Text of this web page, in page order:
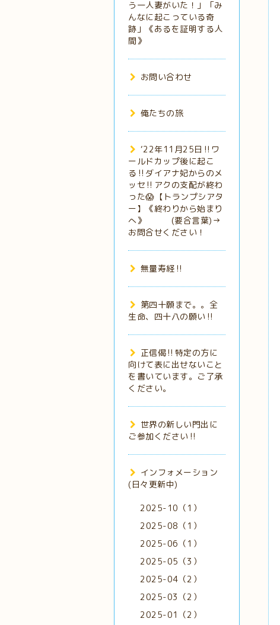
う一人妻がいた！」「み
んなに起こっている奇
跡」《あるを証明する人
間》
お問い合わせ
俺たちの旅
‘22年11月25日‼️ワ
ールドカップ後に起こ
る‼️ダイアナ妃からのメ
ッセ‼️アクの支配が終わ
った😱【トランプシアタ
ー】《終わりから始まり
へ》 (要合言葉)→
お問合せください！
無量寿経‼️
第四十願まで。。全
生命、四十八の願い‼️
正信偈‼️特定の方に
向けて表に出せないこと
を書いています。ご了承
ください。
世界の新しい門出に
ご参加ください‼️
インフォメーション
(日々更新中)
2025-10（1）
2025-08（1）
2025-06（1）
2025-05（3）
2025-04（2）
2025-03（2）
2025-01（2）